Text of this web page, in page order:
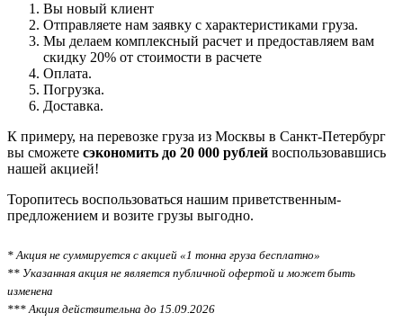
Вы новый клиент
Отправляете нам заявку с характеристиками груза.
Мы делаем комплексный расчет и предоставляем вам
скидку 20% от стоимости в расчете
Оплата.
Погрузка.
Доставка.
К примеру, на перевозке груза из Москвы в Санкт-Петербург
вы сможете сэкономить до 20 000 рублей воспользовавшись
нашей акцией!
Торопитесь воспользоваться нашим приветственным-
предложением и возите грузы выгодно.
* Акция не суммируется с акцией «1 тонна груза бесплатно»
** Указанная акция не является публичной офертой и может быть
изменена
*** Акция действительна до 15.09.2026